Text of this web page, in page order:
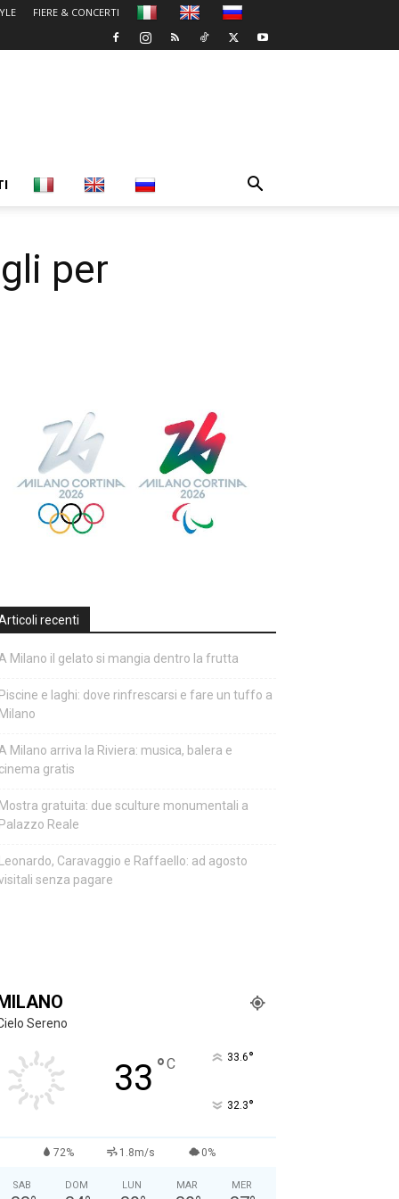
FIERE & CONCERTI
per
recenti
A Milano il gelato si mangia dentro la frutta
Piscine e laghi: dove rinfrescarsi e fare un tuffo a
Milano
A Milano arriva la Riviera: musica, balera e
cinema gratis
Mostra gratuita: due sculture monumentali a
Palazzo Reale
Leonardo, Caravaggio e Raffaello: ad agosto
senza pagare
Sereno
33 °C 33.6°
32.3°
72% 1.8m/s 0%
SAB DOM LUN MAR MER